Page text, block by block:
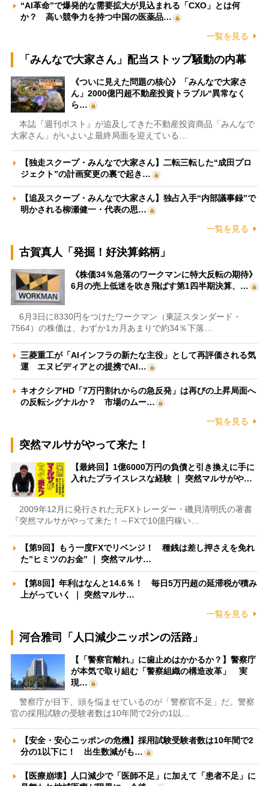
“AI革命”で爆発的な需要拡大が見込まれる「CXO」とは何
か？ 高い競争力を持つ中国の医薬品…
一覧を見る
「みんなで大家さん」配当ストップ騒動の内幕
《ついに見えた問題の核心》「みんなで大家さ
ん」2000億円超不動産投資トラブル“異常なく
ら…
本誌『週刊ポスト』が追及してきた不動産投資商品「みんなで
大家さん」がいよいよ最終局面を迎えている…
【独走スクープ・みんなで大家さん】二転三転した“成田プロ
ジェクト”の計画変更の裏で起き…
【追及スクープ・みんなで大家さん】独占入手“内部議事録”で
明かされる柳瀬健一・代表の思…
一覧を見る
古賀真人「発掘！好決算銘柄」
《株価34％急落のワークマンに特大反転の期待》
6月の売上低迷を吹き飛ばす第1四半期決算、…
6月3日に8330円をつけたワークマン（東証スタンダード・
7564）の株価は、わずか1カ月あまりで約34％下落…
三菱重工が「AIインフラの新たな主役」として再評価される気
運 エヌビディアとの提携でAI…
キオクシアHD「7万円割れからの急反発」は再びの上昇局面へ
の反転シグナルか？ 市場のムー…
一覧を見る
突然マルサがやって来た！
【最終回】1億6000万円の負債と引き換えに手に
入れたプライスレスな経験 ｜ 突然マルサがや…
2009年12月に発行された元FXトレーダー・磯貝清明氏の著書
『突然マルサがやって来た！～FXで10億円稼い…
【第9回】もう一度FXでリベンジ！ 種銭は差し押さえを免れ
た”ヒミツのお金” ｜ 突然マルサ…
【第8回】年利はなんと14.6％！ 毎日5万円超の延滞税が積み
上がっていく ｜ 突然マルサ…
一覧を見る
河合雅司「人口減少ニッポンの活路」
【「警察官離れ」に歯止めはかかるか？】警察庁
が本気で取り組む「警察組織の構造改革」 実
現…
警察庁が目下、頭を悩ませているのが「警察官不足」だ。警察
官の採用試験の受験者数は10年間で2分の1以…
【安全・安心ニッポンの危機】採用試験受験者数は10年間で2
分の1以下に！ 出生数減がも…
【医療崩壊】人口減少で「医師不足」に加えて「患者不足」に